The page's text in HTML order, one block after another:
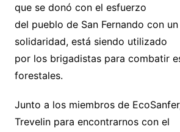
que se donó con el esfuerzo
del pueblo de San Fernando con
solidaridad, está siendo utilizado
por los brigadistas para combatir
forestales.
Junto a los miembros de
Trevelin para encontrarnos con el